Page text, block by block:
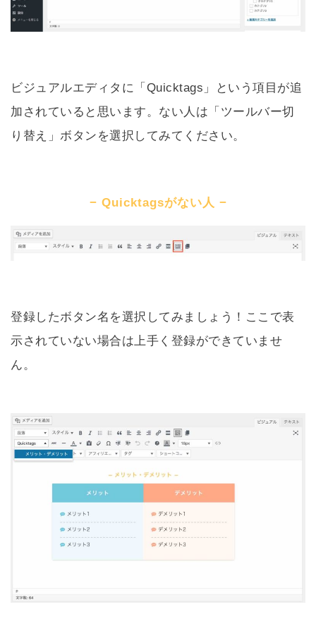
ビジュアルエディタに「Quicktags」という項目が追
加されていると思います。ない人は「ツールバー切
り替え」ボタンを選択してみてください。
Quicktagsがない人
登録したボタン名を選択してみましょう！ここで表
示されていない場合は上手く登録ができていませ
ん。